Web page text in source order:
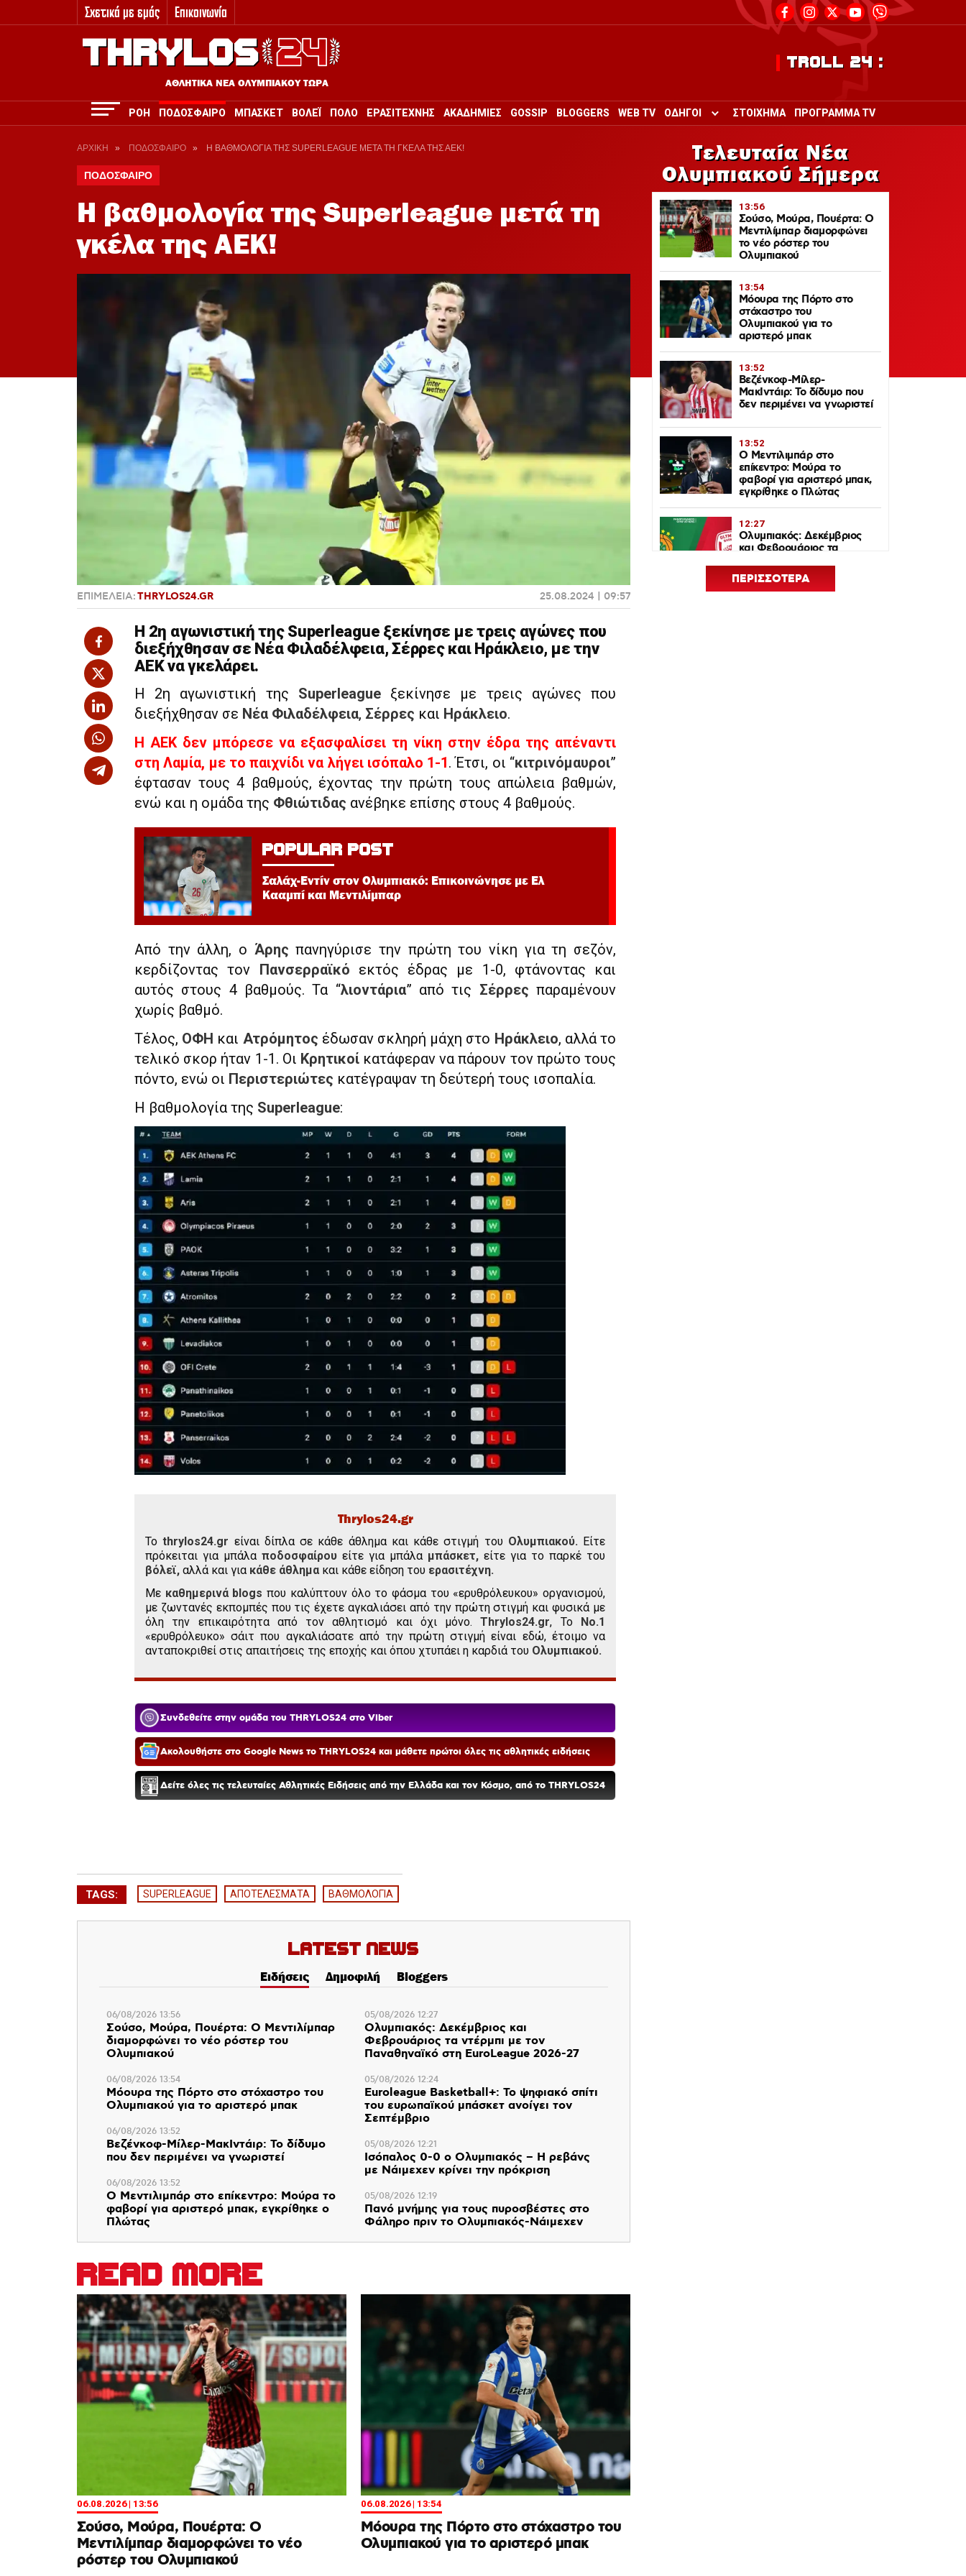
Σχετικά με εμάς Επικοινωνία
ΑΘΛΗΤΙΚΑ ΝΕΑ ΟΛΥΜΠΙΑΚΟΥ ΤΩΡΑ
TROLL 24 :
ΡΟΗ ΠΟΔΟΣΦΑΙΡΟ ΜΠΑΣΚΕΤ ΒΟΛΕΪ ΠΟΛΟ ΕΡΑΣΙΤΕΧΝΗΣ ΑΚΑΔΗΜΙΕΣ GOSSIP BLOGGERS WEB TV
ΟΔΗΓΟΙ
Toggle submenu for ΟΔΗΓΟΙ
ΣΤΟΙΧΗΜΑ ΠΡΟΓΡΑΜΜΑ TV
ΑΡΧΙΚΗ » ΠΟΔΟΣΦΑΙΡΟ » Η ΒΑΘΜΟΛΟΓΙΑ ΤΗΣ SUPERLEAGUE ΜΕΤΑ ΤΗ ΓΚΕΛΑ ΤΗΣ ΑΕΚ!
ΠΟΔΟΣΦΑΙΡΟ
Η βαθμολογία της Superleague μετά τη
γκέλα της ΑΕΚ!
ΕΠΙΜΕΛΕΙΑ:THRYLOS24.GR 25.08.2024 | 09:57
Η 2η αγωνιστική της Superleague ξεκίνησε με τρεις αγώνες που
διεξήχθησαν σε Νέα Φιλαδέλφεια, Σέρρες και Ηράκλειο, με την
ΑΕΚ να γκελάρει.
Η 2η αγωνιστική της Superleagueξεκίνησε με τρεις αγώνες που
διεξήχθησαν σε Νέα Φιλαδέλφεια, Σέρρες και Ηράκλειο.
Η ΑΕΚ δεν μπόρεσε να εξασφαλίσει τη νίκη στην έδρα της απέναντι
στη Λαμία, με το παιχνίδι να λήγει ισόπαλο 1-1. Έτσι, οι “κιτρινόμαυροι”
έφτασαν τους 4 βαθμούς, έχοντας την πρώτη τους απώλεια βαθμών,
ενώ και η ομάδα της Φθιώτιδας ανέβηκε επίσης στους 4 βαθμούς.
POPULAR POST
Σαλάχ-Εντίν στον Ολυμπιακό: Επικοινώνησε με Ελ
Κααμπί και Μεντιλίμπαρ
Από την άλλη, ο Άρης πανηγύρισε την πρώτη του νίκη για τη σεζόν,
κερδίζοντας τον Πανσερραϊκό εκτός έδρας με 1-0, φτάνοντας και
αυτός στους 4 βαθμούς. Τα “λιοντάρια” από τις Σέρρες παραμένουν
χωρίς βαθμό.
Τέλος, ΟΦΗ και Ατρόμητος έδωσαν σκληρή μάχη στο Ηράκλειο, αλλά το
τελικό σκορ ήταν 1-1. Οι Κρητικοίκατάφεραν να πάρουν τον πρώτο τους
πόντο, ενώ οι Περιστεριώτες κατέγραψαν τη δεύτερή τους ισοπαλία.
Η βαθμολογία της Superleague:
Thrylos24.gr
Tothrylos24.gr είναι δίπλα σε κάθε άθλημα και κάθε στιγμή του Ολυμπιακού. Είτε
πρόκειται για μπάλα ποδοσφαίρου είτε για μπάλα μπάσκετ, είτε για το παρκέ του
βόλεϊ, αλλά και για κάθε άθλημα και κάθε είδηση του ερασιτέχνη.
Με καθημερινά blogs που καλύπτουν όλο το φάσμα του «ερυθρόλευκου» οργανισμού,
με ζωντανές εκπομπές που τις έχετε αγκαλιάσει από την πρώτη στιγμή και φυσικά με
όλη την επικαιρότητα από τον αθλητισμό και όχι μόνο.Thrylos24.gr, Το Νο.1
«ερυθρόλευκο» σάιτ που αγκαλιάσατε από την πρώτη στιγμή είναι εδώ, έτοιμο να
ανταποκριθεί στις απαιτήσεις της εποχής και όπου χτυπάει η καρδιά του Ολυμπιακού.
Συνδεθείτε στην ομάδα του THRYLOS24 στο Viber
Ακολουθήστε στο Google News το THRYLOS24 και μάθετε πρώτοι όλες τις αθλητικές ειδήσεις
Δείτε όλες τις τελευταίες Αθλητικές Ειδήσεις από την Ελλάδα και τον Κόσμο, από το THRYLOS24
TAGS: SUPERLEAGUE ΑΠΟΤΕΛΕΣΜΑΤΑ ΒΑΘΜΟΛΟΓΙΑ
Latest News
Ειδήσεις Δημοφιλή Bloggers
06/08/2026 13:56
Σούσο, Μούρα, Πουέρτα: Ο Μεντιλίμπαρ
διαμορφώνει το νέο ρόστερ του
Ολυμπιακού
06/08/2026 13:54
Μόουρα της Πόρτο στο στόχαστρο του
Ολυμπιακού για το αριστερό μπακ
06/08/2026 13:52
Βεζένκοφ-Μίλερ-ΜακΙντάιρ: Το δίδυμο
που δεν περιμένει να γνωριστεί
06/08/2026 13:52
Ο Μεντιλιμπάρ στο επίκεντρο: Μούρα το
φαβορί για αριστερό μπακ, εγκρίθηκε ο
Πλώτας
05/08/2026 12:27
Ολυμπιακός: Δεκέμβριος και
Φεβρουάριος τα ντέρμπι με τον
Παναθηναϊκό στη EuroLeague 2026-27
05/08/2026 12:24
Euroleague Basketball+: Το ψηφιακό σπίτι
του ευρωπαϊκού μπάσκετ ανοίγει τον
Σεπτέμβριο
05/08/2026 12:21
Ισόπαλος 0-0 ο Ολυμπιακός – Η ρεβάνς
με Νάιμεχεν κρίνει την πρόκριση
05/08/2026 12:19
Πανό μνήμης για τους πυροσβέστες στο
Φάληρο πριν το Ολυμπιακός-Νάιμεχεν
READ MORE
06.08.2026 | 13:56
Σούσο, Μούρα, Πουέρτα: Ο
Μεντιλίμπαρ διαμορφώνει το νέο
ρόστερ του Ολυμπιακού
06.08.2026 | 13:54
Μόουρα της Πόρτο στο στόχαστρο του
Ολυμπιακού για το αριστερό μπακ
Τελευταία Νέα
Ολυμπιακού Σήμερα
13:56
Σούσο, Μούρα, Πουέρτα: Ο
Μεντιλίμπαρ διαμορφώνει
το νέο ρόστερ του
Ολυμπιακού
13:54
Μόουρα της Πόρτο στο
στόχαστρο του
Ολυμπιακού για το
αριστερό μπακ
13:52
Βεζένκοφ-Μίλερ-
ΜακΙντάιρ: Το δίδυμο που
δεν περιμένει να γνωριστεί
13:52
Ο Μεντιλιμπάρ στο
επίκεντρο: Μούρα το
φαβορί για αριστερό μπακ,
εγκρίθηκε ο Πλώτας
12:27
Ολυμπιακός: Δεκέμβριος
και Φεβρουάριος τα
Παναθηναϊκό στη
EuroLeague 2026-27
ΠΕΡΙΣΣΟΤΕΡΑ